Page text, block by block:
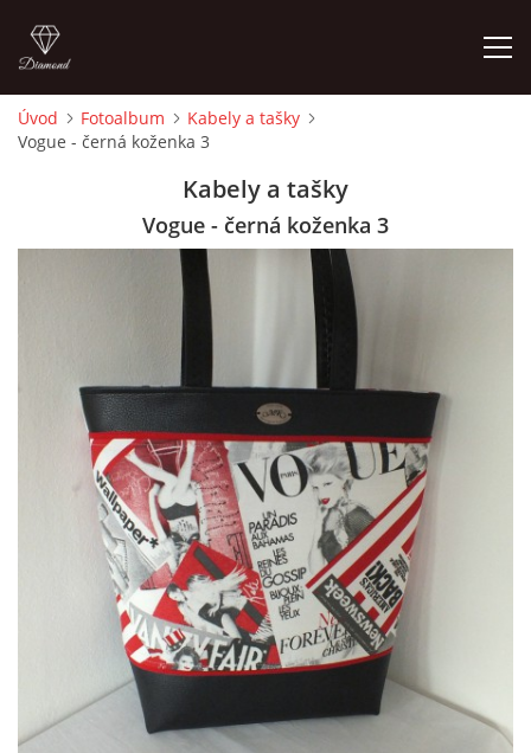
ÚVOD
jk-laguna@seznam.cz
© 2025 eStránky.cz
Úvod Fotoalbum
Kabely a tašky
Vogue - černá koženka 3
Kabely a tašky
Vogue - černá koženka 3